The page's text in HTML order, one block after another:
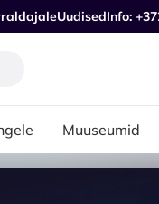
UudisedInfo:
Muuseumid